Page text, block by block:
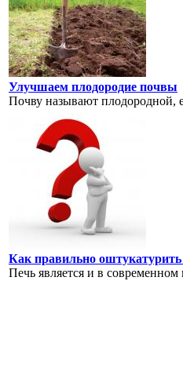
Улучшаем плодородие почвы
Почву называют плодородной,
Как правильно оштукатурить
Печь является и в